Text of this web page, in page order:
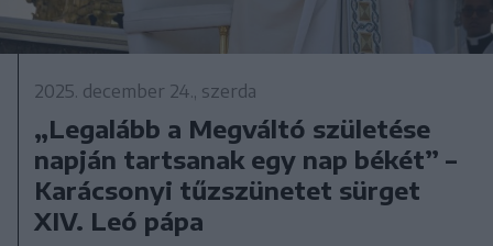
2025. december 24., szerda
„Legalább a Megváltó születése
napján tartsanak egy nap békét” –
Karácsonyi tűzszünetet sürget
XIV. Leó pápa